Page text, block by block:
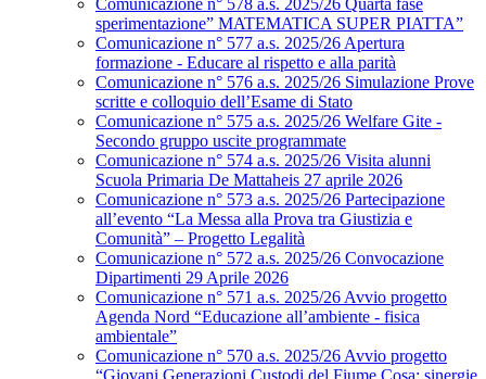
Comunicazione n° 578 a.s. 2025/26 Quarta fase
sperimentazione” MATEMATICA SUPER PIATTA”
Comunicazione n° 577 a.s. 2025/26 Apertura
formazione - Educare al rispetto e alla parità
Comunicazione n° 576 a.s. 2025/26 Simulazione Prove
scritte e colloquio dell’Esame di Stato
Comunicazione n° 575 a.s. 2025/26 Welfare Gite -
Secondo gruppo uscite programmate
Comunicazione n° 574 a.s. 2025/26 Visita alunni
Scuola Primaria De Mattaheis 27 aprile 2026
Comunicazione n° 573 a.s. 2025/26 Partecipazione
all’evento “La Messa alla Prova tra Giustizia e
Comunità” – Progetto Legalità
Comunicazione n° 572 a.s. 2025/26 Convocazione
Dipartimenti 29 Aprile 2026
Comunicazione n° 571 a.s. 2025/26 Avvio progetto
Agenda Nord “Educazione all’ambiente - fisica
ambientale”
Comunicazione n° 570 a.s. 2025/26 Avvio progetto